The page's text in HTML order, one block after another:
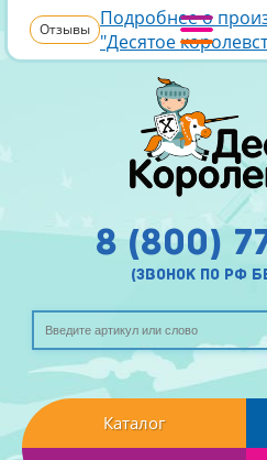
Отзывы Подробнее о
"Десятое
8 (800)
(звонок по рф
Каталог